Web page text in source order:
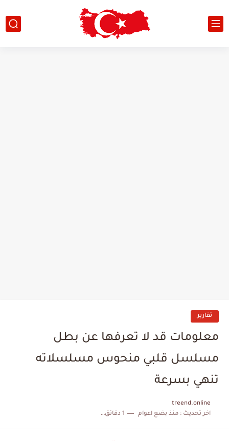
تقارير
معلومات قد لا تعرفها عن بطل
مسلسل قلبي منحوس مسلسلاته
تنهي بسرعة
treend.online
اخر تحديث :منذ بضع اعوام 1 دقائق للقراءة